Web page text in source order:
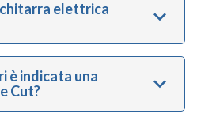
elettrica
è indicata una
Cut?